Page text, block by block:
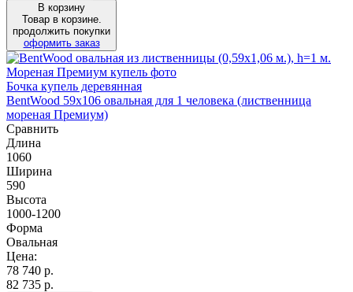
В корзину
Товар в корзине.
продолжить покупки
оформить заказ
Бочка купель деревянная
BentWood 59х106 овальная для 1 человека (лиственница
мореная Премиум)
Сравнить
Длина
1060
Ширина
590
Высота
1000-1200
Форма
Овальная
Цена:
78 740 р.
82 735 р.